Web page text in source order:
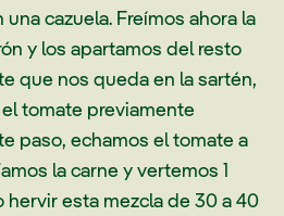
cazuela. Freímos ahora la
y los apartamos del resto
que nos queda en la sartén,
tomate previamente
paso, echamos el tomate a
la carne y vertemos 1
hervir esta mezcla de 30 a 40